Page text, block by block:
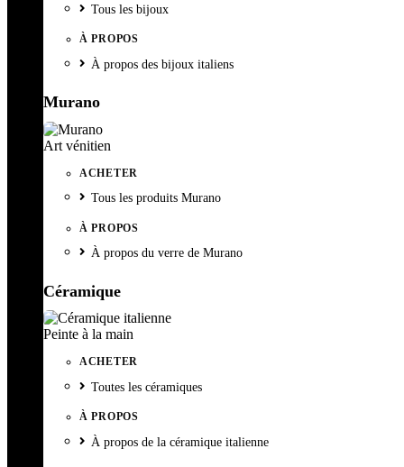
Tous les bijoux
À PROPOS
À propos des bijoux italiens
Murano
Art vénitien
ACHETER
Tous les produits Murano
À PROPOS
À propos du verre de Murano
Céramique
Peinte à la main
ACHETER
Toutes les céramiques
À PROPOS
À propos de la céramique italienne